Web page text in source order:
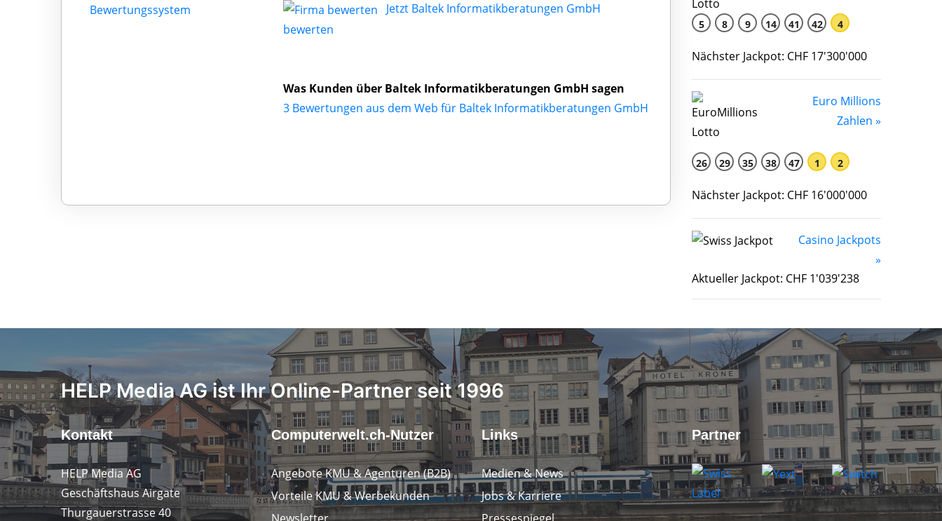
Bewertungssystem
Jetzt Baltek Informatikberatungen GmbH
bewerten
Was Kunden über Baltek Informatikberatungen GmbH sagen
3 Bewertungen aus dem Web für Baltek Informatikberatungen GmbH
5 8 9 14 41 42 4
Nächster Jackpot: CHF 17'300'000
Euro Millions
Zahlen »
26 29 35 38 47 1 2
Nächster Jackpot: CHF 16'000'000
Casino Jackpots
»
Aktueller Jackpot: CHF 1'039'238
HELP Media AG ist Ihr Online-Partner seit 1996
Kontakt
HELP Media AG
Geschäftshaus Airgate
Thurgauerstrasse 40
Computerwelt.ch-Nutzer
Angebote KMU & Agenturen (B2B)
Vorteile KMU & Werbekunden
Newsletter
Links
Medien & News
Jobs & Karriere
Pressespiegel
Partner